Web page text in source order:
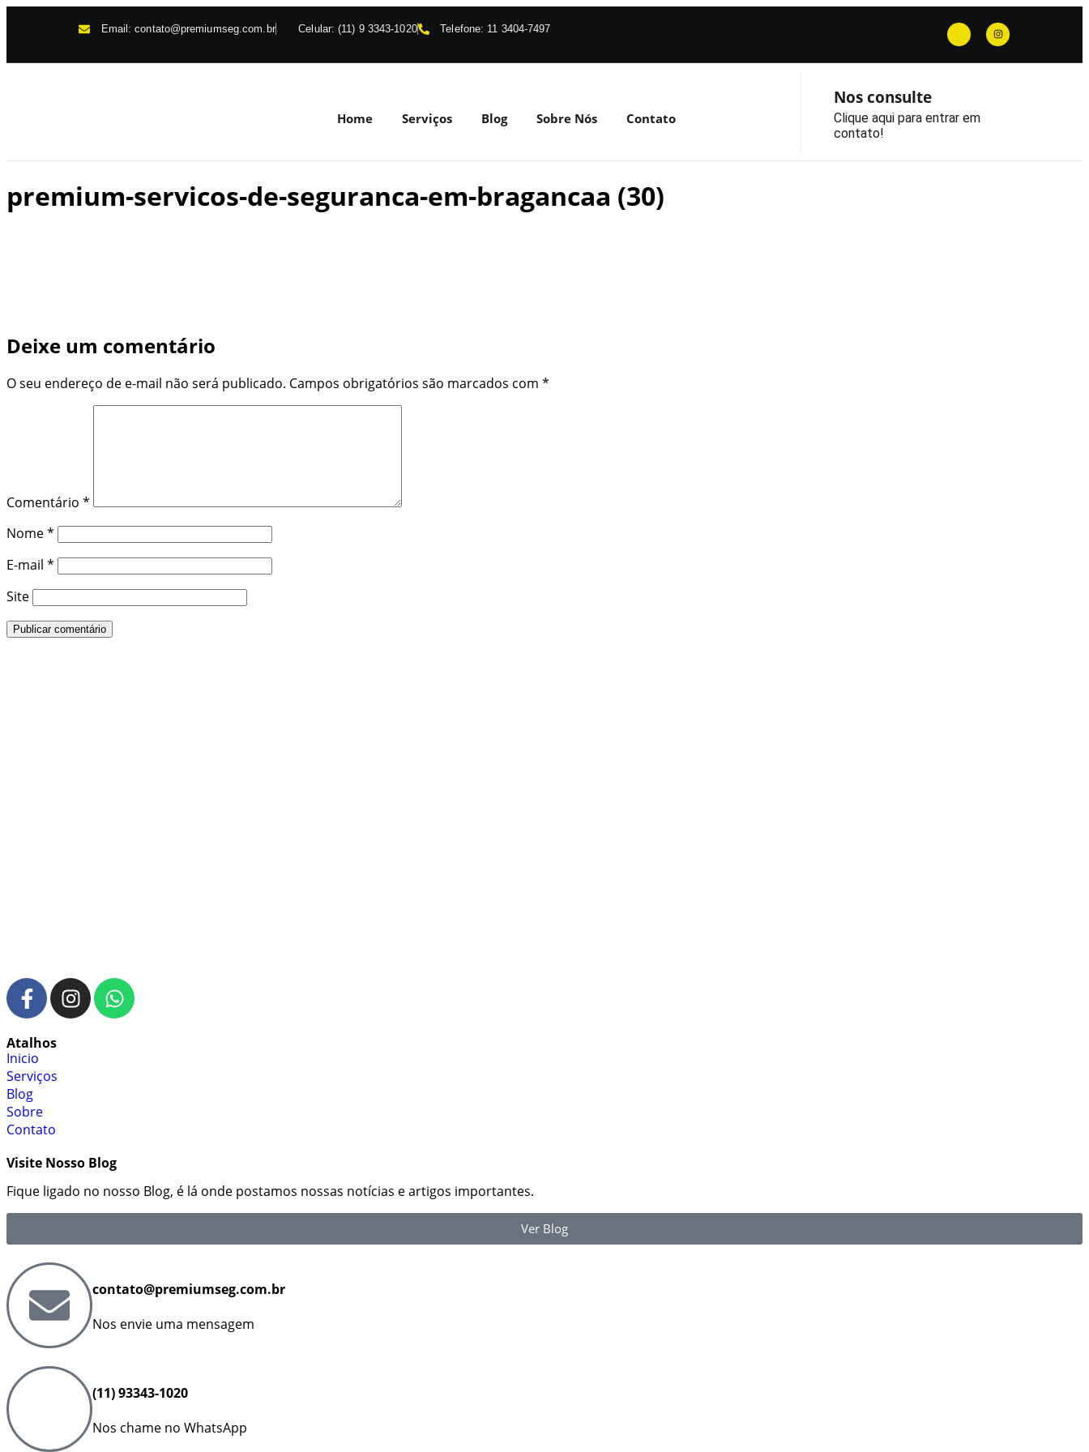
Email: contato@premiumseg.com.br Celular: (11) 9 3343-1020 Telefone: 11 3404-7497
Home Serviços Blog Sobre Nós Contato
Nos consulte
Clique aqui para entrar em
contato!
premium-servicos-de-seguranca-em-bragancaa (30)
Deixe um comentário
O seu endereço de e-mail não será publicado. Campos obrigatórios são marcados com *
Comentário *
Nome*
E-mail *
Site
Atalhos
Inicio
Serviços
Blog
Sobre
Contato
Visite Nosso Blog
Fique ligado no nosso Blog, é lá onde postamos nossas notícias e artigos importantes.
Ver Blog
contato@premiumseg.com.br
Nos envie uma mensagem
(11) 93343-1020
Nos chame no WhatsApp